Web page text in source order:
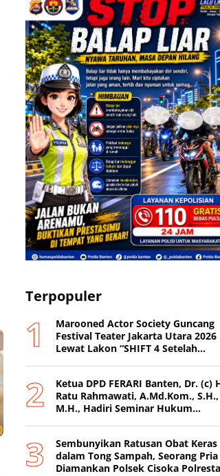
Terpopuler
Marooned Actor Society Guncang
Festival Teater Jakarta Utara 2026
Lewat Lakon “SHIFT 4 Setelah
Ketua DPD FERARI Banten, Dr. (c)
Ratu Rahmawati, A.Md.Kom., S.H.,
M.H., Hadiri Seminar Hukum
Sembunyikan Ratusan Obat Keras
dalam Tong Sampah, Seorang Pria
Diamankan Polsek Cisoka Polresta